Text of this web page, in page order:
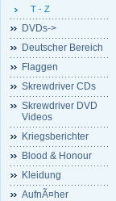
T - Z
DVDs->
Deutscher Bereich
Flaggen
Skrewdriver CDs
Skrewdriver DVD
Videos
Kriegsberichter
Blood & Honour
Kleidung
AufnÃ¤her